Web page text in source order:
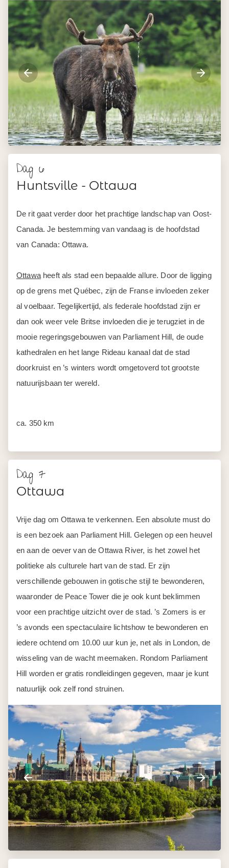
Dag 6
Huntsville - Ottawa
De rit gaat verder door het prachtige landschap van Oost-
Canada. Je bestemming van vandaag is de hoofdstad
van Canada: Ottawa.
Ottawaheeft als stad een bepaalde allure. Door de ligging
op de grens met Québec, zijn de Franse invloeden zeker
al voelbaar. Tegelijkertijd, als federale hoofdstad zijn er
dan ook weer vele Britse invloeden die je terugziet in de
mooie regeringsgebouwen van Parliament Hill, de oude
kathedralen en het lange Rideau kanaal dat de stad
doorkruist en ’s winters wordt omgetoverd tot grootste
natuurijsbaan ter wereld.
ca. 350 km
Dag 7
Ottawa
Vrije dag om Ottawa te verkennen. Een absolute must do
is een bezoek aan Parliament Hill. Gelegen op een heuvel
en aan de oever van de Ottawa River, is het zowel het
politieke als culturele hart van de stad. Er zijn
verschillende gebouwen in gotische stijl te bewonderen,
waaronder de Peace Tower die je ook kunt beklimmen
voor een prachtige uitzicht over de stad. ’s Zomers is er
’s avonds een spectaculaire lichtshow te bewonderen en
iedere ochtend om 10.00 uur kun je, net als in London, de
wisseling van de wacht meemaken. Rondom Parliament
Hill worden er gratis rondleidingen gegeven, maar je kunt
natuurlijk ook zelf rond struinen.